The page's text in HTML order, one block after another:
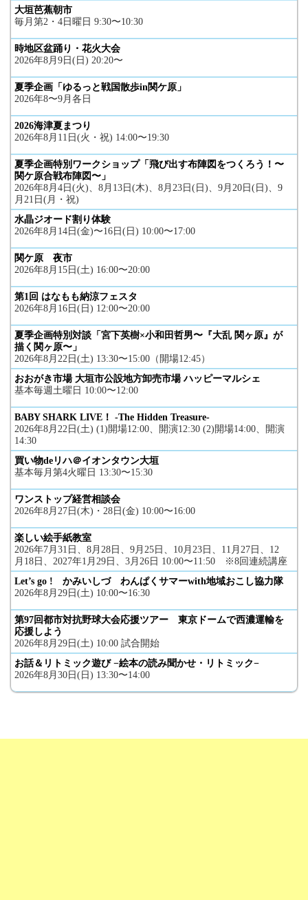
大垣芭蕉朝市
毎月第2・4日曜日 9:30〜10:30
時地区盆踊り・花火大会
2026年8月9日(日) 20:20〜
夏季企画「ゆるっと戦国散歩in関ケ原」
2026年8〜9月各日
2026海津夏まつり
2026年8月11日(火・祝) 14:00〜19:30
夏季企画特別ワークショップ「飛び出す布陣図をつくろう！〜
関ケ原合戦布陣図〜」
2026年8月4日(火)、8月13日(木)、8月23日(日)、9月20日(日)、9
月21日(月・祝)
水晶ジオード割り体験
2026年8月14日(金)〜16日(日) 10:00〜17:00
関ケ原 夜市
2026年8月15日(土) 16:00〜20:00
第1回 はなもも納涼フェスタ
2026年8月16日(日) 12:00〜20:00
夏季企画特別対談「宮下英樹×小和田哲男〜『大乱 関ヶ原』が
描く関ヶ原〜」
2026年8月22日(土) 13:30〜15:00（開場12:45）
おおがき市場 大垣市公設地方卸売市場 ハッピーマルシェ
基本毎週土曜日 10:00〜12:00
BABY SHARK LIVE！ -The Hidden Treasure-
2026年8月22日(土) (1)開場12:00、開演12:30 (2)開場14:00、開演
14:30
買い物deリハ＠イオンタウン大垣
基本毎月第4火曜日 13:30〜15:30
ワンストップ経営相談会
2026年8月27日(木)・28日(金) 10:00〜16:00
楽しい絵手紙教室
2026年7月31日、8月28日、9月25日、10月23日、11月27日、12
月18日、2027年1月29日、3月26日 10:00〜11:50 ※8回連続講座
Let’s go ! かみいしづ わんぱくサマーwith地域おこし協力隊
2026年8月29日(土) 10:00〜16:30
第97回都市対抗野球大会応援ツアー 東京ドームで西濃運輸を
応援しよう
2026年8月29日(土) 10:00 試合開始
お話＆リトミック遊び −絵本の読み聞かせ・リトミック−
2026年8月30日(日) 13:30〜14:00